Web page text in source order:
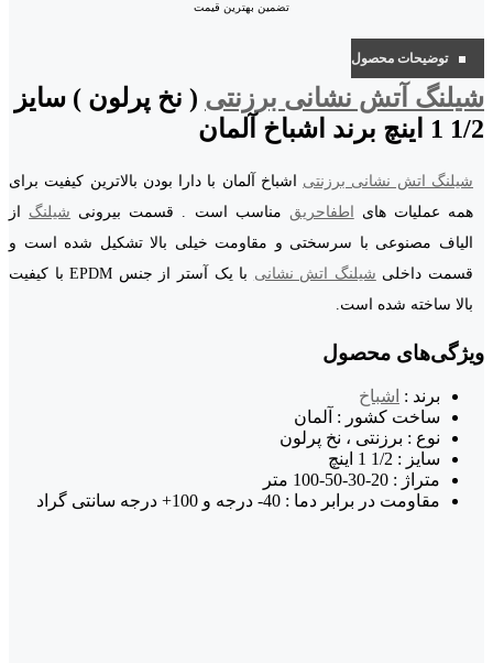
تضمین بهترین قیمت
توضیحات محصول
شیلنگ آتش نشانی برزنتی ( نخ پرلون ) سایز
1/2 1 اینچ برند اشباخ آلمان
شیلنگ اتش نشانی برزنتی اشباخ آلمان با دارا بودن بالاترین کیفیت برای
همه عملیات های
اطفاحریق مناسب است . قسمت بیرونی شیلنگ از
الیاف مصنوعی با سرسختی و مقاومت خیلی بالا تشکیل شده است و
قسمت داخلی شیلنگ اتش نشانی
با یک آستر از جنس EPDM با کیفیت
بالا ساخته شده است.
ویژگی‌های محصول
برند : اشباخ
ساخت کشور : آلمان
نوع : برزنتی ، نخ پرلون
سایز : 1/2 1 اینچ
متراژ : 20-30-50-100 متر
مقاومت در برابر دما : 40- درجه و 100+ درجه سانتی گراد